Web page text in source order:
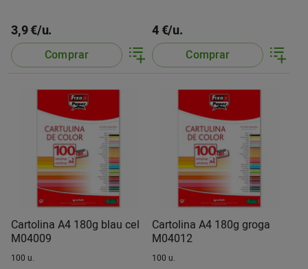
3,9 €/u.
Comprar
4 €/u.
Comprar
Cartolina A4 180g blau cel
M04009
100 u.
Cartolina A4 180g groga
M04012
100 u.